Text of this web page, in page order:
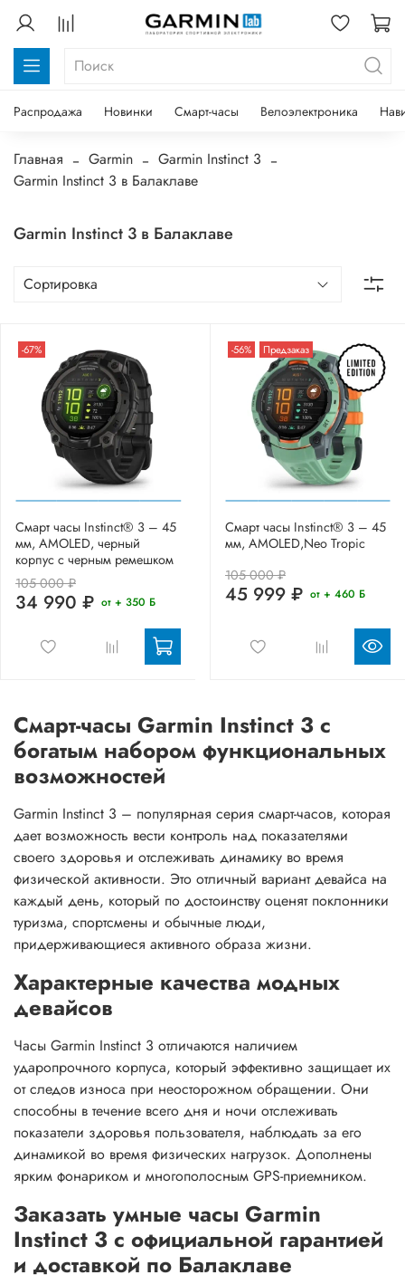
Распродажа Новинки Смарт-часы Велоэлектроника
Главная Garmin
Garmin Instinct 3
Garmin Instinct 3 в Балаклаве
Garmin Instinct 3 в Балаклаве
-67%
Смарт часы Instinct® 3 – 45
мм, AMOLED, черный
корпус с черным ремешком
105 000 ₽
34 990 ₽ от + 350 Б
-56% Предзаказ
Смарт часы Instinct® 3 – 45
мм, AMOLED,Neo Tropic
105 000 ₽
45 999 ₽ от + 460 Б
Смарт-часы Garmin Instinct 3 с
богатым набором функциональных
возможностей
Garmin Instinct 3 – популярная серия смарт-часов, которая
дает возможность вести контроль над показателями
своего здоровья и отслеживать динамику во время
физической активности. Это отличный вариант девайса на
каждый день, который по достоинству оценят поклонники
туризма, спортсмены и обычные люди,
придерживающиеся активного образа жизни.
Характерные качества модных
девайсов
Часы Garmin Instinct 3 отличаются наличием
ударопрочного корпуса, который эффективно защищает их
от следов износа при неосторожном обращении. Они
способны в течение всего дня и ночи отслеживать
показатели здоровья пользователя, наблюдать за его
динамикой во время физических нагрузок. Дополнены
ярким фонариком и многополосным GPS-приемником.
Заказать умные часы Garmin
Instinct 3 с официальной гарантией
и доставкой по Балаклаве